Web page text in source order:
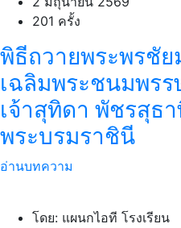
201 ครั้ง
พิธีถวายพระพรชัย
เฉลิมพระชนมพรร
เจ้าสุทิดา พัชรสุธ
พระบรมราชินี
อ่านบทความ
โดย: แผนกไอที โรงเรียน